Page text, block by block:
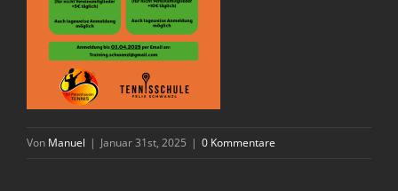
Von Manuel | Januar 31st, 2025 | 0 Kommentare